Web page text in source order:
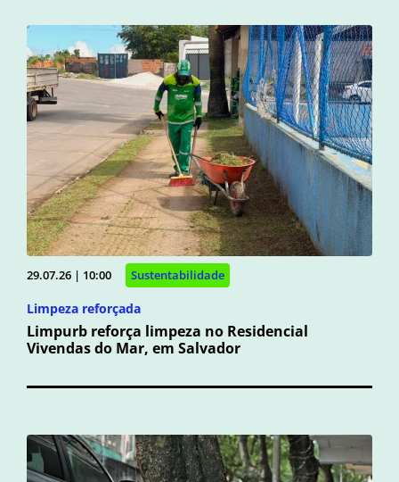
29.07.26 | 10:00 Sustentabilidade
Limpeza reforçada
Limpurb reforça limpeza no Residencial
Vivendas do Mar, em Salvador